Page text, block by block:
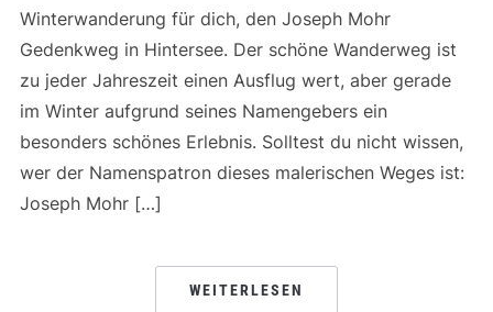
Winterwanderung für dich, den Joseph Mohr
Gedenkweg in Hintersee. Der schöne Wanderweg ist
zu jeder Jahreszeit einen Ausflug wert, aber gerade
im Winter aufgrund seines Namengebers ein
besonders schönes Erlebnis. Solltest du nicht wissen,
wer der Namenspatron dieses malerischen Weges ist:
Joseph Mohr […]
WEITERLESEN